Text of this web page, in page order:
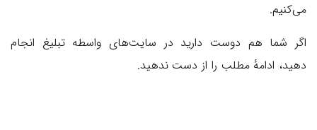
می‌کنیم.
اگر شما هم دوست دارید در سایت‌های واسطه تبلیغ انجام
دهید، ادامهٔ مطلب را از دست ندهید.